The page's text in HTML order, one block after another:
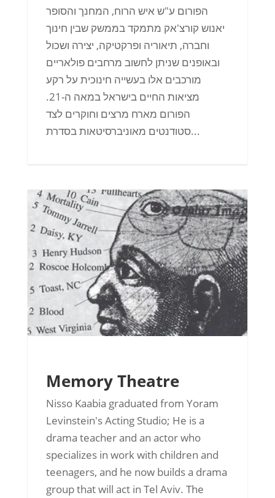
הפורום ע"ש איש הרוח, המחנך והסופר
יאנוש קורצ'אק מתמקד בממשק שבין חינוך
וחברה, תיאוריה ופרקטיקה, יצירה ושכול
ובאופנים שניתן לחשוב מרחבים פולאריים
מורכבים אלו בעשייה חינוכית על רקע
מציאות החיים בישראל במאה ה-21.
הפורום מארח מרצים וחוקרים לצד
סטודנטים מאוניברסיטאות בסדרת...
Memory Theatre
Nisso Kaabia graduated from Yoram
Levinstein's Acting Studio; He is a
drama teacher and an actor who
specializes in work with children and
teenagers, and he now builds a drama
group that will act in Tel Aviv. The